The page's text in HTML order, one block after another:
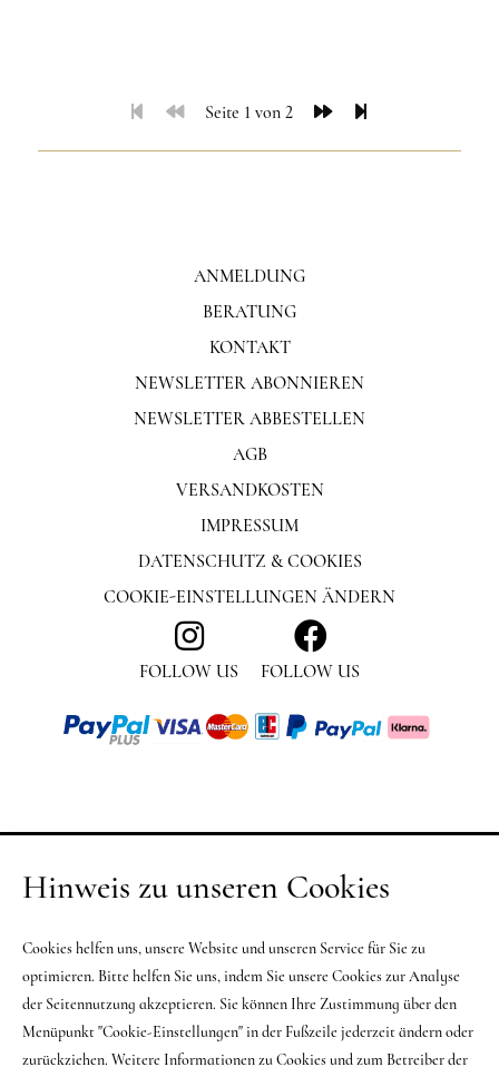
Seite 1 von 2
ANMELDUNG
BERATUNG
KONTAKT
NEWSLETTER ABONNIEREN
NEWSLETTER ABBESTELLEN
FOLLOW US FOLLOW US
AGB
VERSANDKOSTEN
IMPRESSUM
DATENSCHUTZ & COOKIES
COOKIE-EINSTELLUNGEN ÄNDERN
Hinweis zu unseren Cookies
Cookies helfen uns, unsere Website und unseren Service für Sie zu
optimieren. Bitte helfen Sie uns, indem Sie unsere Cookies zur Analyse
der Seitennutzung akzeptieren. Sie können Ihre Zustimmung über den
Menüpunkt "Cookie-Einstellungen" in der Fußzeile jederzeit ändern oder
zurückziehen. Weitere Informationen zu Cookies und zum Betreiber der